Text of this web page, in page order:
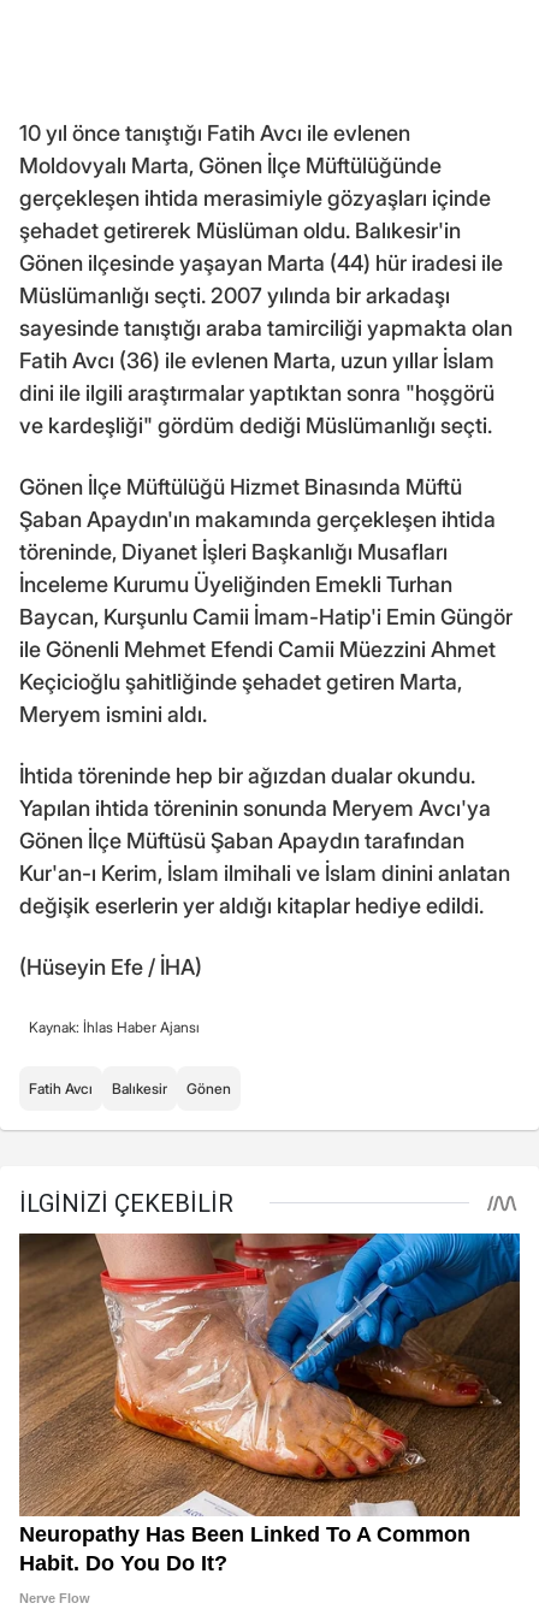
10 yıl önce tanıştığı Fatih Avcı ile evlenen
Moldovyalı Marta, Gönen İlçe Müftülüğünde
gerçekleşen ihtida merasimiyle gözyaşları içinde
şehadet getirerek Müslüman oldu. Balıkesir'in
Gönen ilçesinde yaşayan Marta (44) hür iradesi ile
Müslümanlığı seçti. 2007 yılında bir arkadaşı
sayesinde tanıştığı araba tamirciliği yapmakta olan
Fatih Avcı (36) ile evlenen Marta, uzun yıllar İslam
dini ile ilgili araştırmalar yaptıktan sonra "hoşgörü
ve kardeşliği" gördüm dediği Müslümanlığı seçti.
Gönen İlçe Müftülüğü Hizmet Binasında Müftü
Şaban Apaydın'ın makamında gerçekleşen ihtida
töreninde, Diyanet İşleri Başkanlığı Musafları
İnceleme Kurumu Üyeliğinden Emekli Turhan
Baycan, Kurşunlu Camii İmam-Hatip'i Emin Güngör
ile Gönenli Mehmet Efendi Camii Müezzini Ahmet
Keçicioğlu şahitliğinde şehadet getiren Marta,
Meryem ismini aldı.
İhtida töreninde hep bir ağızdan dualar okundu.
Yapılan ihtida töreninin sonunda Meryem Avcı'ya
Gönen İlçe Müftüsü Şaban Apaydın tarafından
Kur'an-ı Kerim, İslam ilmihali ve İslam dinini anlatan
değişik eserlerin yer aldığı kitaplar hediye edildi.
(Hüseyin Efe / İHA)
Kaynak: İhlas Haber Ajansı
Fatih Avcı Balıkesir Gönen